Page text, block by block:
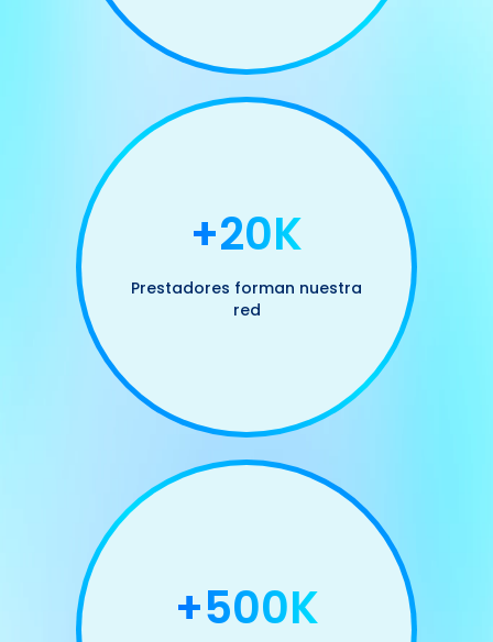
+20K
Prestadores forman nuestra
red
+500K